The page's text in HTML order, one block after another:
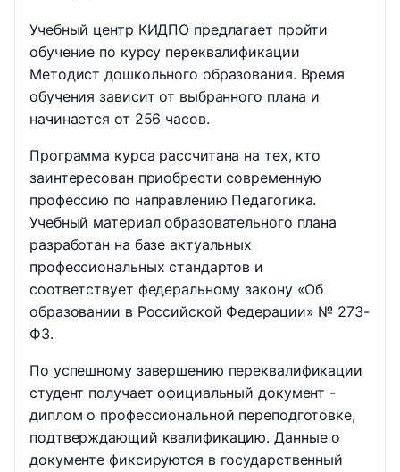
Учебный центр КИДПО предлагает пройти
обучение по курсу переквалификации
Методист дошкольного образования. Время
обучения зависит от выбранного плана и
начинается от 256 часов.
Программа курса рассчитана на тех, кто
заинтересован приобрести современную
профессию по направлению Педагогика.
Учебный материал образовательного плана
разработан на базе актуальных
профессиональных стандартов и
соответствует федеральному закону «Об
образовании в Российской Федерации» № 273-
ФЗ.
По успешному завершению переквалификации
студент получает официальный документ -
диплом о профессиональной переподготовке,
подтверждающий квалификацию. Данные о
документе фиксируются в государственный